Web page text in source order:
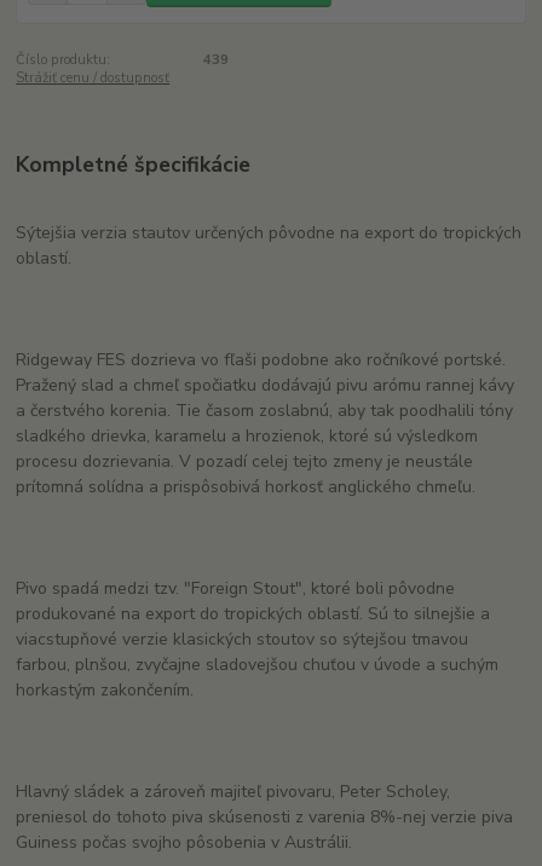
Číslo produktu:
439
Strážiť cenu / dostupnosť
Kompletné špecifikácie
Sýtejšia verzia stautov určených pôvodne na export do tropických
oblastí.
Ridgeway FES dozrieva vo fľaši podobne ako ročníkové portské.
Pražený slad a chmeľ spočiatku dodávajú pivu arómu rannej kávy
a čerstvého korenia. Tie časom zoslabnú, aby tak poodhalili tóny
sladkého drievka, karamelu a hrozienok, ktoré sú výsledkom
procesu dozrievania. V pozadí celej tejto zmeny je neustále
prítomná solídna a prispôsobivá horkosť anglického chmeľu.
Pivo spadá medzi tzv. "Foreign Stout", ktoré boli pôvodne
produkované na export do tropických oblastí. Sú to silnejšie a
viacstupňové verzie klasických stoutov so sýtejšou tmavou
farbou, plnšou, zvyčajne sladovejšou chuťou v úvode a suchým
horkastým zakončením.
Hlavný sládek a zároveň majiteľ pivovaru, Peter Scholey,
preniesol do tohoto piva skúsenosti z varenia 8%-nej verzie piva
Guiness počas svojho pôsobenia v Austrálii.